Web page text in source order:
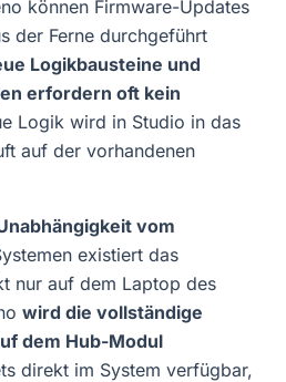
können Firmware-Updates
der Ferne durchgeführt
Logikbausteine und
erfordern oft kein
Logik wird in Studio in das
auf der vorhandenen
vom
existiert das
nur auf dem Laptop des
wird die vollständige
dem Hub-Modul
direkt im System verfügbar,